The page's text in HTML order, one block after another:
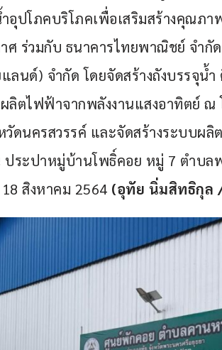
อุปโภคบริโภคเพื่อเสริมสร้างคุณภา
ศ ร่วมกับ ธนาคารไทยพาณิชย์ จำ
ลนด์) จำกัด โดยจัดสร้างถังบรรจุน้
ลิตไฟฟ้าจากพลังงานแสงอาทิตย์ ณ
วัดนครสวรรค์ และจัดสร้างระบบผ
ระปาหมู่บ้านโพธิ์คอย หมู่ 7 ตำบล
สิงหาคม 2564 (อุทัย นิ่มสิทธิกุล